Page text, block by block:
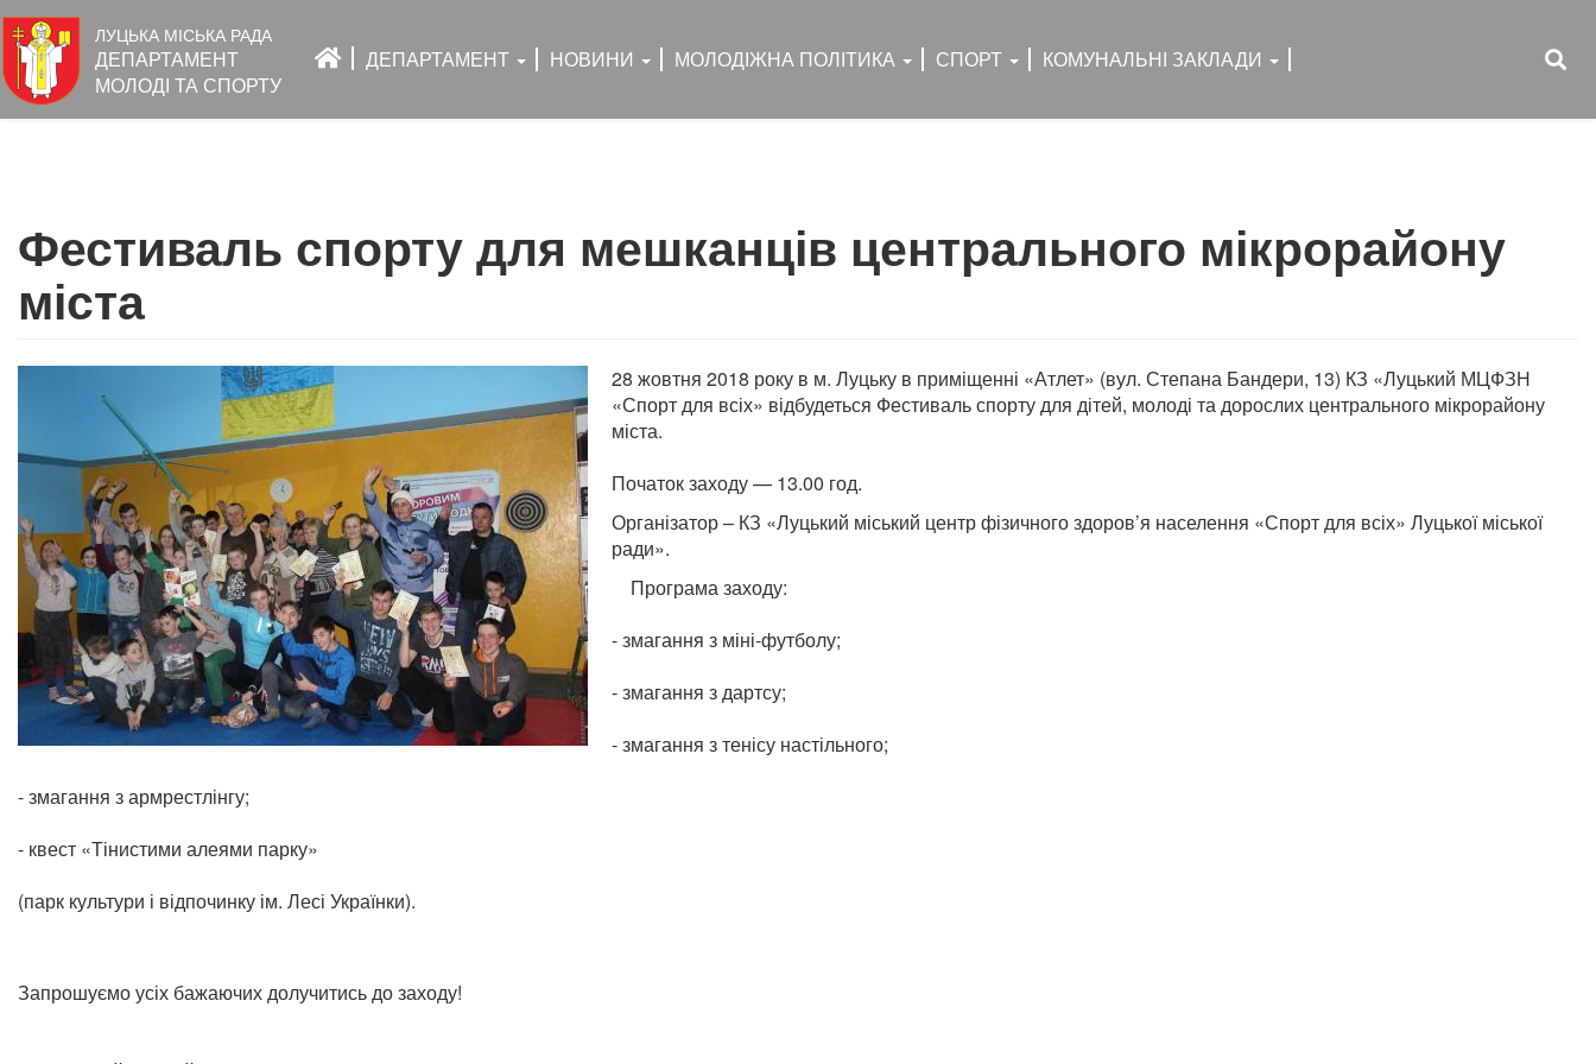
основного
вмісту
ЛУЦЬКА МІСЬКА РАДА
ДЕПАРТАМЕНТ
МОЛОДІ ТА СПОРТУ
навіґація
ДЕПАРТАМЕНТ НОВИНИ МОЛОДІЖНА ПОЛІТИКА СПОРТ КОМУНАЛЬНІ ЗАКЛАДИ
Фестиваль спорту для мешканців центрального мікрорайону
міста
28 жовтня 2018 року в м. Луцьку в приміщенні «Атлет» (вул. Степана Бандери, 13) КЗ «Луцький МЦФЗН
«Спорт для всіх» відбудеться Фестиваль спорту для дітей, молоді та дорослих центрального мікрорайону
міста.
Початок заходу — 13.00 год.
Організатор – КЗ «Луцький міський центр фізичного здоров’я населення «Спорт для всіх» Луцької міської
ради».
Програма заходу:
- змагання з міні-футболу;
- змагання з дартсу;
- змагання з тенісу настільного;
- змагання з армрестлінгу;
- квест «Тінистими алеями парку»
(парк культури і відпочинку ім. Лесі Українки).
Запрошуємо усіх бажаючих долучитись до заходу!